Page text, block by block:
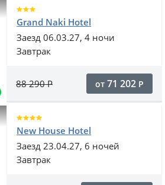
Grand Naki Hotel
Заезд 06.03.27, 4 ночи
Завтрак
88 290Р от 71 202 Р
New House Hotel
Заезд 23.04.27, 6 ночей
Завтрак